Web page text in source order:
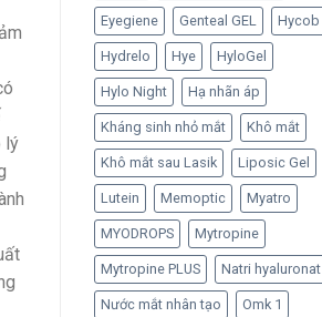
lý
Eyegiene Genteal GEL Hycob
Hydrelo Hye HyloGel
Hylo Night Hạ nhãn áp
Kháng sinh nhỏ mắt Khô mắt
Khô mắt sau Lasik Liposic Gel
Lutein Memoptic Myatro
MYODROPS Mytropine
Mytropine PLUS Natri hyaluronat
Nước mắt nhân tạo Omk 1